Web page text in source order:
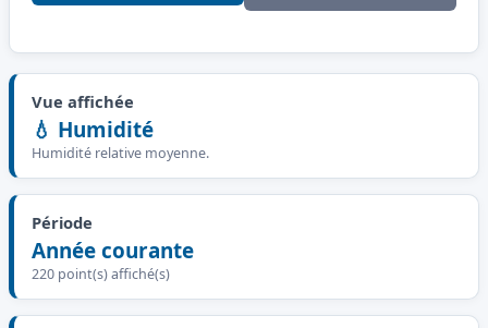
Vue affichée
💧 Humidité
Humidité relative moyenne.
Période
Année courante
220 point(s) affiché(s)